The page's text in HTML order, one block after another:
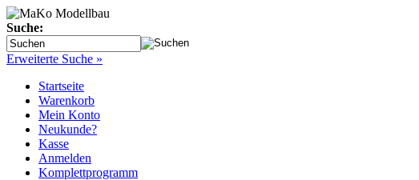
Suche:
Erweiterte Suche »
Startseite
Warenkorb
Mein Konto
Neukunde?
Kasse
Anmelden
Komplettprogramm